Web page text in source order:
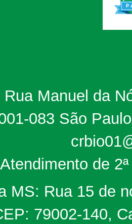
Manuel da
083 São
Atendimento de
MS: Rua 15 de
79002-140,